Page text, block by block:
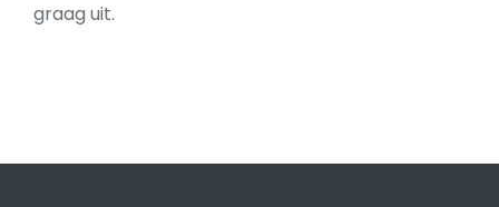
graag uit.